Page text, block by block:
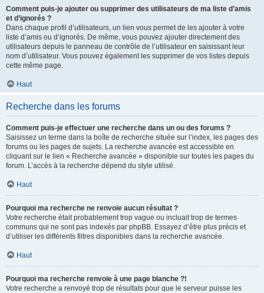
Comment puis-je ajouter ou supprimer des utilisateurs de ma liste d’amis
et d’ignorés ?
Dans chaque profil d’utilisateurs, un lien vous permet de les ajouter à votre
liste d’amis ou d’ignorés. De même, vous pouvez ajouter directement des
utilisateurs depuis le panneau de contrôle de l’utilisateur en saisissant leur
nom d’utilisateur. Vous pouvez également les supprimer de vos listes depuis
cette même page.
Haut
Recherche dans les forums
Comment puis-je effectuer une recherche dans un ou des forums ?
Saisissez un terme dans la boîte de recherche située sur l’index, les pages des
forums ou les pages de sujets. La recherche avancée est accessible en
cliquant sur le lien « Recherche avancée » disponible sur toutes les pages du
forum. L’accès à la recherche dépend du style utilisé.
Haut
Pourquoi ma recherche ne renvoie aucun résultat ?
Votre recherche était probablement trop vague ou incluait trop de termes
communs qui ne sont pas indexés par phpBB. Essayez d’être plus précis et
d’utiliser les différents filtres disponibles dans la recherche avancée.
Haut
Pourquoi ma recherche renvoie à une page blanche ?!
Votre recherche a renvoyé trop de résultats pour que le serveur puisse les